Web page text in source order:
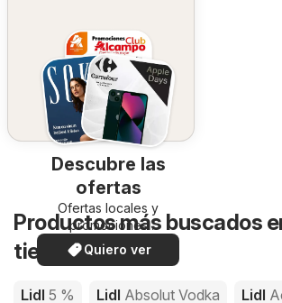
Descubre las
ofertas
Ofertas locales y
promociones
especiales.
Quiero ver
Productos más buscados
tiendas de Lidl
Lidl 5 % Lidl Absolut Vodka Lidl